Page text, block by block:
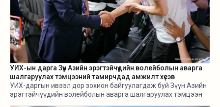
УИХ-ын дарга Зүүн Азийн эрэгтэйчүүдийн волейболын аварга
шалгаруулах тэмцээний тамирчдад амжилт хүсэв
УИХ-даргын ивээл дор зохион байгуулагдаж буй Зүүн Азийн
эрэгтэйчүүдийн волейболын аварга шалгаруулах тэмцээн